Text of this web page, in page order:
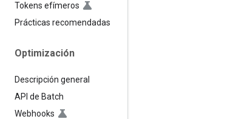
Tokens efímeros
Prácticas recomendadas
Optimización
Descripción general
API de Batch
Webhooks